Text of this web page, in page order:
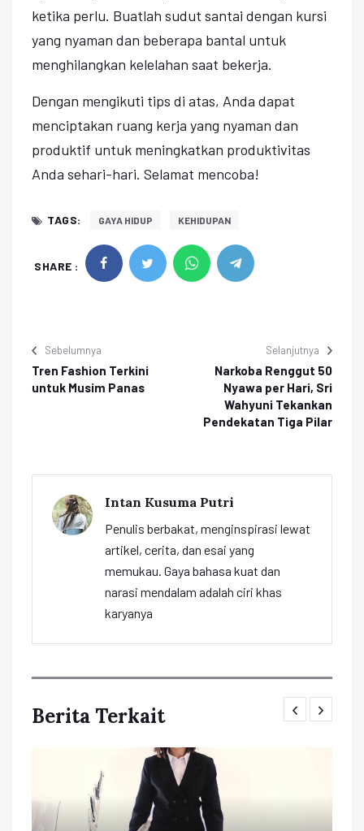
ketika perlu. Buatlah sudut santai dengan kursi
yang nyaman dan beberapa bantal untuk
menghilangkan kelelahan saat bekerja.
Dengan mengikuti tips di atas, Anda dapat
menciptakan ruang kerja yang nyaman dan
produktif untuk meningkatkan produktivitas
Anda sehari-hari. Selamat mencoba!
TAGS: GAYA HIDUP KEHIDUPAN
SHARE :
Sebelumnya
Tren Fashion Terkini
untuk Musim Panas
Selanjutnya
Narkoba Renggut 50
Nyawa per Hari, Sri
Wahyuni Tekankan
Pendekatan Tiga Pilar
Intan Kusuma Putri
Penulis berbakat, menginspirasi lewat
artikel, cerita, dan esai yang
memukau. Gaya bahasa kuat dan
narasi mendalam adalah ciri khas
karyanya
Berita Terkait